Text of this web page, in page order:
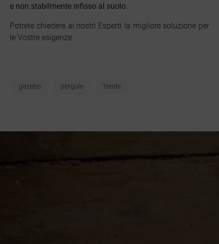
e non stabilmente infisso al suolo.
Potrete chiedere ai nostri Esperti la migliore soluzione per
le Vostre esigenze.
gazebo pergole Tende